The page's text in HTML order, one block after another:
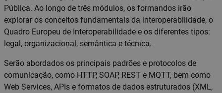
Pública. Ao longo de três módulos, os formandos irão
explorar os conceitos fundamentais da interoperabilidade, o
Quadro Europeu de Interoperabilidade e os diferentes tipos:
legal, organizacional, semântica e técnica.
Serão abordados os principais padrões e protocolos de
comunicação, como HTTP, SOAP, REST e MQTT, bem como
Web Services, APIs e formatos de dados estruturados (XML,